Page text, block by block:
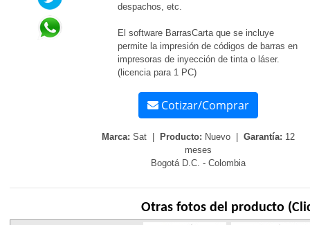
despachos, etc.
El software BarrasCarta que se incluye
permite la impresión de códigos de barras en
impresoras de inyección de tinta o láser.
(licencia para 1 PC)
Cotizar/Comprar
Marca: Sat | Producto: Nuevo |Garantía: 12
meses
Bogotá D.C. - Colombia
Otras fotos del producto